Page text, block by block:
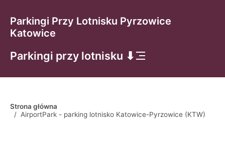
Parkingi Przy Lotnisku Pyrzowice
Katowice
Parkingi przy lotnisku ⬇
Strona główna
/ AirportPark - parking lotnisko Katowice-Pyrzowice (KTW)